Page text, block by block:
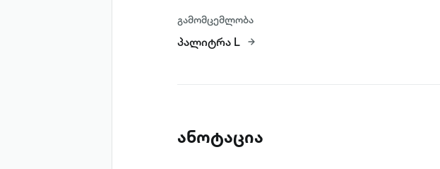
გამომცემლობა
პალიტრა L
ანოტაცია